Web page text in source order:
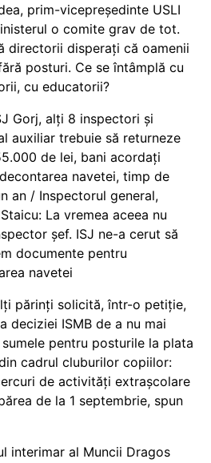
prim-vicepreședinte USLI
o comite grav de tot.
directorii disperați că oamenii
posturi. Ce se întâmplă cu
cu educatorii?
Gorj, alți 8 inspectori și
auxiliar trebuie să returneze
de lei, bani acordați
navetei, timp de
an / Inspectorul general,
La vremea aceea nu
șef. ISJ ne-a cerut să
documente pentru
navetei
părinți solicită, într-o petiție,
deciziei ISMB de a nu mai
pentru posturile la plata
cadrul cluburilor copiilor:
de activități extrașcolare
de la 1 septembrie, spun
interimar al Muncii Dragos